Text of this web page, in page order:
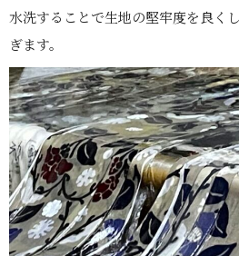
水洗することで生地の堅牢度を良く
ぎます。